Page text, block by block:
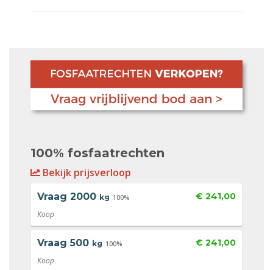
100% fosfaatrechten
Bekijk prijsverloop
Vraag 2000 kg 100% € 241,00
Koop
Vraag 500 kg 100% € 241,00
Koop